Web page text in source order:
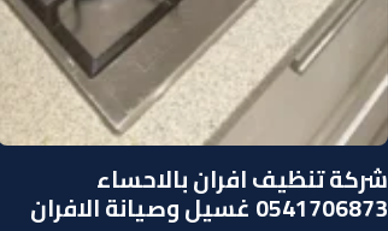
شركة تنظيف افران بالاحساء
0541706873 غسيل وصيانة الافران